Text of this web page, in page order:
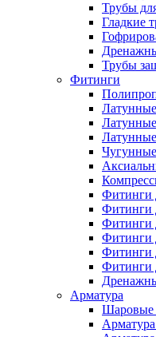
Трубы
Гладкие
Трубы
Фитинги
Фитинги
Фитинги
Фитинги
Фитинги
Фитинги
Фитинги
Арматура
Шаровые